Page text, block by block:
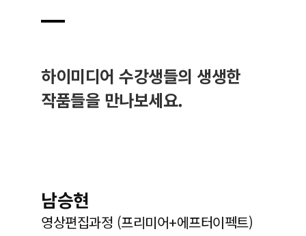
하이미디어 수강생들의 생생한
작품들을 만나보세요.
남승현
영상편집과정 (프리미어+에프터이펙트)